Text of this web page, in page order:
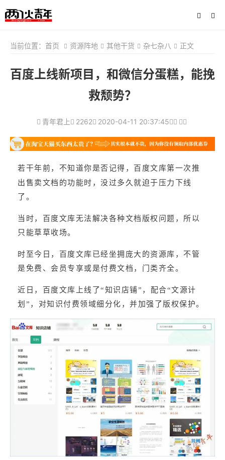
当前位置： 首页 资源阵地 其他干货 杂七杂八 正文
百度上线新项目，和微信分蛋糕，能挽
救颓势？
青年君上 2262 2020-04-11 20:37:45
若干年前，不知道你是否记得，百度文库第一次推
出售卖文档的功能时，没过多久就迫于压力下线
了。
当时，百度文库无法解决各种文档版权问题，所以
只能草草收场。
时至今日，百度文库已经坐拥庞大的资源库，不管
是免费、会员专享或是付费文档，门类齐全。
近日，百度文库上线了“知识店铺”，配合“文源计
划”，对知识付费领域细分化，并加强了版权保护。